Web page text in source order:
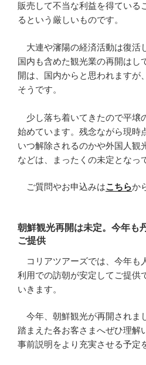
販売して不当な利益を得ている
るという厳しいものです。
大連や瀋陽の経済活動は復活
国内も含めた観光業の再開はし
開は、国内からと思われますが
そうです。
少し落ち着いてきたので平壌
始めています。残念ながら現時
いつ解除されるのかや外国人観
などは、まったくの未定となっ
ご質問やお申込みはこちらか
朝鮮観光再開は未定。今年も
ご提供
コリアツアーズでは、今年も
利用での訪朝が安定してご提供
いきます。
今年、朝鮮観光が再開されま
踏まえた各お客さまへぜひ理解
事前説明をより充実させる予